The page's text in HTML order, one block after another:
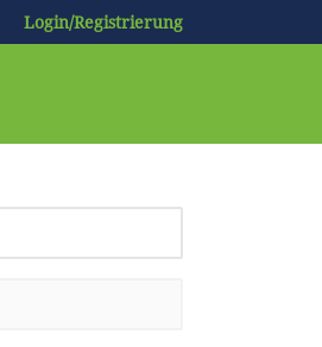
Login/Registrierung